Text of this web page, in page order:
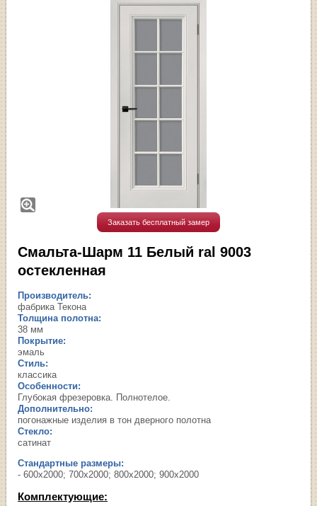
Заказать бесплатный замер
Смальта-Шарм 11 Белый ral 9003
остекленная
Производитель:
фабрика Текона
Толщина полотна:
38 мм
Покрытие:
эмаль
Стиль:
классика
Особенности:
Глубокая фрезеровка. Полнотелое.
Дополнительно:
погонажные изделия в тон дверного полотна
Стекло:
сатинат
Стандартные размеры:
- 600х2000; 700х2000; 800х2000; 900х2000
Комплектующие: